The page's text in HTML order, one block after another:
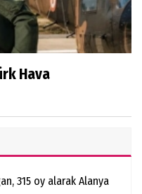
Hava
315 oy alarak Alanya